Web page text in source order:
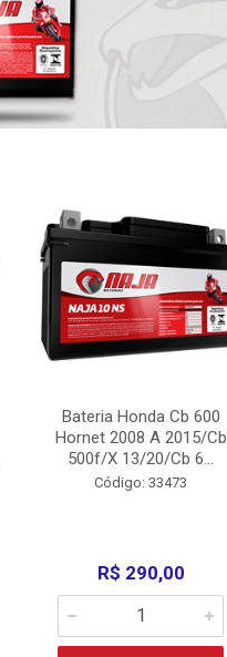
Bateria Honda Cb 600
Hornet 2008 A 2015/Cb
500f/X 13/20/Cb 6...
Código: 33473
R$ 290,00